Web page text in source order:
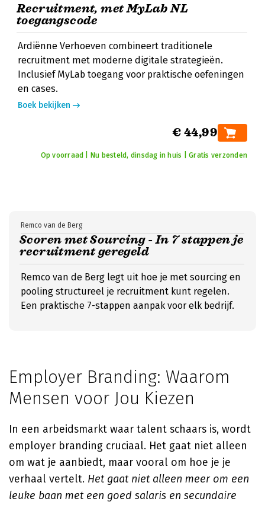
Recruitment, met MyLab NL
toegangscode
Ardiënne Verhoeven combineert traditionele
recruitment met moderne digitale strategieën.
Inclusief MyLab toegang voor praktische oefeningen
en cases.
Boek bekijken
€ 44,99
Op voorraad | Nu besteld, dinsdag in huis | Gratis verzonden
Scoren met Sourcing - In 7 stappen je
recruitment geregeld
Remco van de Berg
Remco van de Berg legt uit hoe je met sourcing en
pooling structureel je recruitment kunt regelen.
Een praktische 7-stappen aanpak voor elk bedrijf.
Employer Branding: Waarom
Mensen voor Jou Kiezen
In een arbeidsmarkt waar talent schaars is, wordt
employer branding cruciaal. Het gaat niet alleen
om wat je aanbiedt, maar vooral om hoe je je
verhaal vertelt. Het gaat niet alleen meer om een
leuke baan met een goed salaris en secundaire